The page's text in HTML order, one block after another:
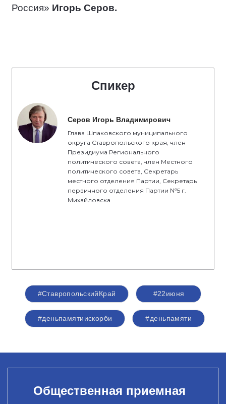
Россия» Игорь Серов.
Спикер
Серов Игорь Владимирович
Глава Шпаковского муниципального
округа Ставропольского края, член
Президиума Регионального
политического совета, член Местного
политического совета, Секретарь
местного отделения Партии, Секретарь
первичного отделения Партии №5 г.
Михайловска
#СтавропольскийКрай #22июня
#деньпамятиискорби #деньпамяти
Общественная приемная